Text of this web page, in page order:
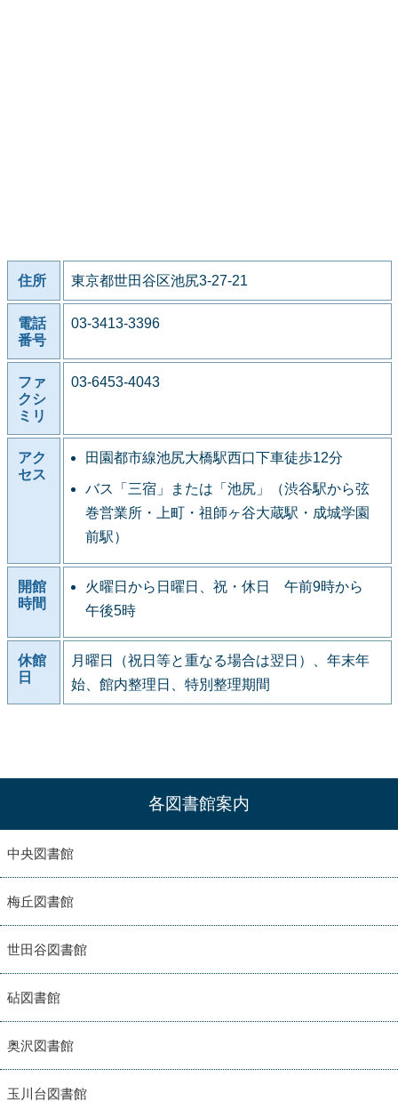
住所 東京都世田谷区池尻3-27-21
電話
番号
03-3413-3396
ファ
クシ
ミリ
03-6453-4043
アク
セス
田園都市線池尻大橋駅西口下車徒歩12分
バス「三宿」または「池尻」（渋谷駅から弦
巻営業所・上町・祖師ヶ谷大蔵駅・成城学園
前駅）
開館
時間
火曜日から日曜日、祝・休日 午前9時から
午後5時
休館
日
月曜日（祝日等と重なる場合は翌日）、年末年
始、館内整理日、特別整理期間
各図書館案内
中央図書館
梅丘図書館
世田谷図書館
砧図書館
奥沢図書館
玉川台図書館